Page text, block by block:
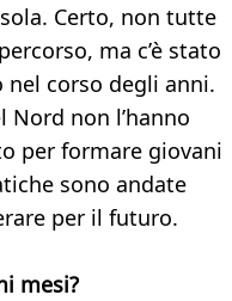
Certo, non tutte
ma c’è stato
corso degli anni.
Nord non l’hanno
per formare giovani
sono andate
per il futuro.
mesi?